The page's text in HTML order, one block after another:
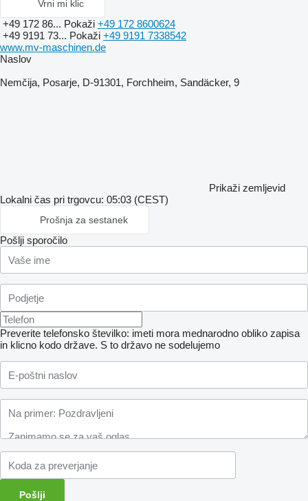
Vrni mi klic
+49 172 86... Pokaži +49 172 8600624
+49 9191 73... Pokaži +49 9191 7338542
www.mv-maschinen.de
Naslov
Nemčija, Posarje, D-91301, Forchheim, Sandäcker, 9
Prikaži zemljevid
Lokalni čas pri trgovcu: 05:03 (CEST)
Prošnja za sestanek
Pošlji sporočilo
Preverite telefonsko številko: imeti mora mednarodno obliko zapisa
in klicno kodo države. S to državo ne sodelujemo